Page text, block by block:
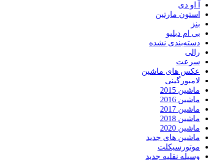
آ او دی
استون مارتین
بنز
بی ام دبلیو
دسته‌بندی نشده
رالی
سرعت
عکس های ماشین
لامبورگینی
ماشین 2015
ماشین 2016
ماشین 2017
ماشین 2018
ماشین 2020
ماشین های جدید
موتورسیکلت
وسیله نقلیه جدید